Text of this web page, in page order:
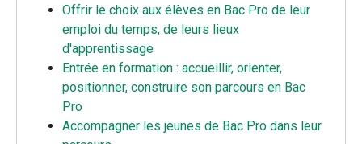
Offrir le choix aux élèves en Bac Pro de leur
emploi du temps, de leurs lieux
d'apprentissage
Entrée en formation : accueillir, orienter,
positionner, construire son parcours en Bac
Pro
Accompagner les jeunes de Bac Pro dans leur